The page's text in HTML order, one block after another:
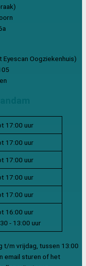
Oogziekenhuis)
17:00 uur
17:00 uur
17:00 uur
17:00 uur
17:00 uur
16:00 uur
- 13:00 uur
t/m vrijdag, tussen 13:00
email sturen of het